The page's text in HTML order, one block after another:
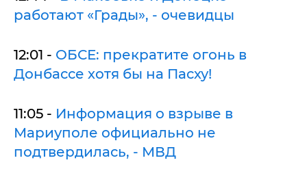
работают «Грады», - очевидцы
12:01 - ОБСЕ: прекратите огонь в
Донбассе хотя бы на Пасху!
11:05 - Информация о взрыве в
Мариуполе официально не
подтвердилась, - МВД